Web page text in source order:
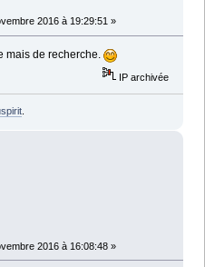
2016 à 19:29:51 »
mais de recherche.
IP archivée
.
2016 à 16:08:48 »